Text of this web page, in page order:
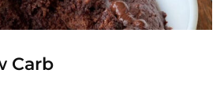
Carb